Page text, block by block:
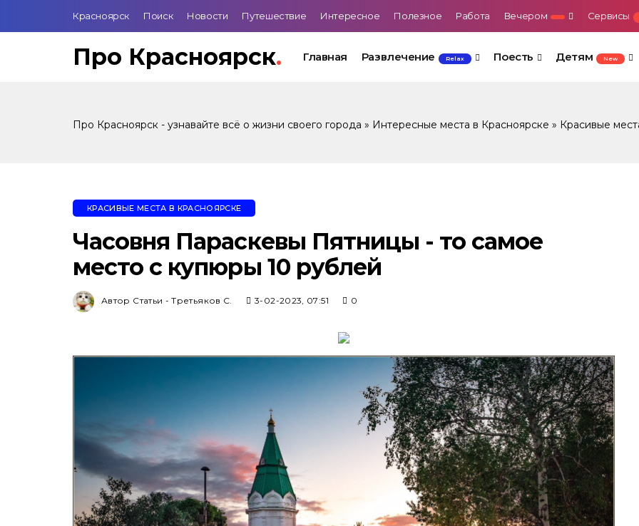
Красноярск Поиск Новости Путешествие Интересное Полезное Работа Вечером Сервисы
Про Красноярск. Главная Развлечение Relax Поесть Детям New
Про Красноярск - узнавайте всё о жизни своего города » Интересные места в Красноярске » Красивые
КРАСИВЫЕ МЕСТА В КРАСНОЯРСКЕ
Часовня Параскевы Пятницы - то самое
место с купюры 10 рублей
Автор Статьи - Третьяков С. 3-02-2023, 07:51 0